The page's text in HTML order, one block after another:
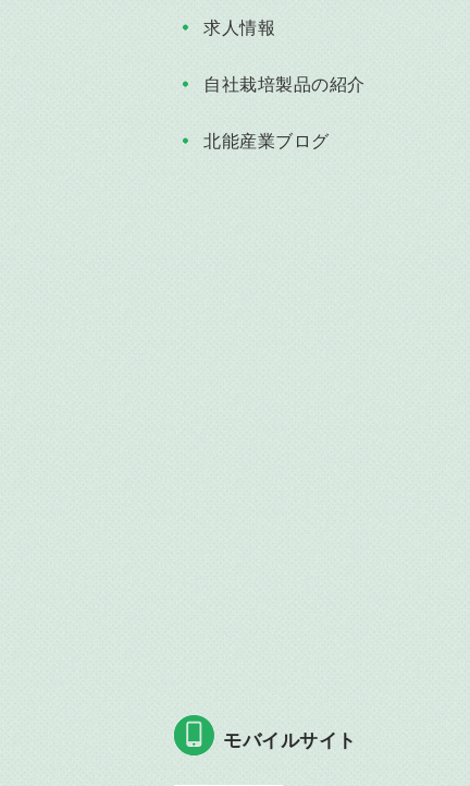
求人情報
自社栽培製品の紹介
北能産業ブログ
モバイルサイト